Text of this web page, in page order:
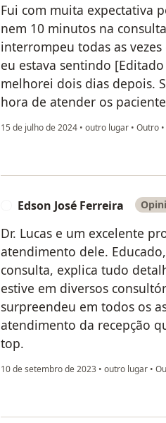
Fui com muita expectativa
nem 10 minutos na
interrompeu todas as
eu estava sentindo
melhorei dois dias depois.
hora de atender os
15 de julho de 2024 • outro lugar • Outro •
Edson José Ferreira
Dr. Lucas e um excelente
atendimento dele.
consulta, explica tudo
estive em diversos
surpreendeu em todos os
atendimento da recepção
top.
10 de setembro de 2023 • outro lugar •